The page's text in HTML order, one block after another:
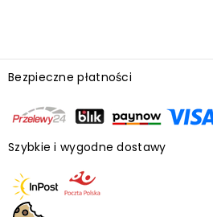
Bezpieczne płatności
Szybkie i wygodne dostawy